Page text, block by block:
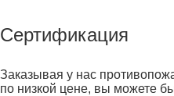
Сертификация
Заказывая у нас
по низкой цене, вы можете